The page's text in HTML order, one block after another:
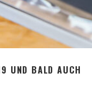
UND BALD AUCH